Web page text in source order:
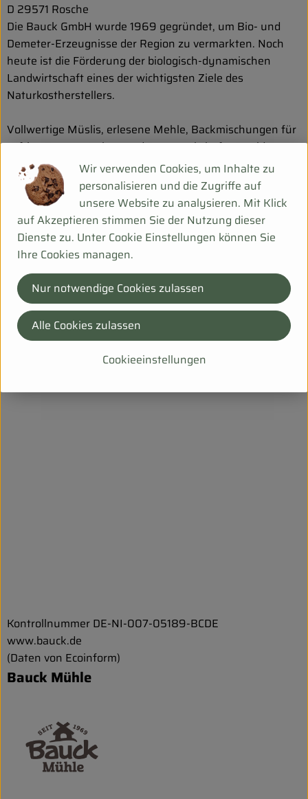
D 29571 Rosche
Die Bauck GmbH wurde 1969 gegründet, um Bio- und
Demeter-Erzeugnisse der Region zu vermarkten. Noch
heute ist die Förderung der biologisch-dynamischen
Landwirtschaft eines der wichtigsten Ziele des
Naturkostherstellers.
Vollwertige Müslis, erlesene Mehle, Backmischungen für
saftige Torten, Kuchen und Brote, nahrhafte Porridges
und herzhafte Veggie-Mischungen, alles oft glutenfrei,
weizenfrei und vegan – unter der Marke Bauck Mühle
vertreibt die Bauck GmbH heute rund 150 Produkte.
Immer unter dem Motto: „Bio. Aus Liebe zur Zukunft.“
Die Bauck Mühle steht für innovative Rezepturen, in
denen ausschließlich Bio- und Demeter-Rohstoffe
verarbeitet werden und die einfach zuzubereiten sind.
Seit 2005 ist der Mühlenbetrieb außerdem auf
glutenfreie Produkte, die der ganzen Familie schmecken,
spezialisiert. Dazu tragen eine eigene Glutenfrei-Mühle,
glutenfreie Mischanlangen sowie ein eigenes Glutenfrei-
Kontrollnummer DE-NI-007-05189-BCDE
www.bauck.de
(Daten von Ecoinform)
Bauck Mühle
Wir verwenden Cookies, um Inhalte zu
personalisieren und die Zugriffe auf
unsere Website zu analysieren. Mit Klick
auf Akzeptieren stimmen Sie der Nutzung dieser
Dienste zu. Unter Cookie Einstellungen können Sie
Ihre Cookies managen.
Cookieeinstellungen
Nur notwendige Cookies zulassen
Alle Cookies zulassen